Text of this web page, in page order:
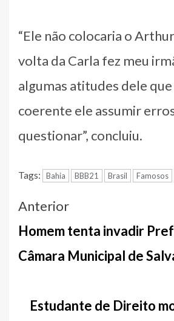
“Ele não colocaria o
volta da Carla fez meu
algumas atitudes dele
coerente ele assumir
questionar”, concluiu.
Tags: Bahia BBB21 Brasil Famosos
Navegação
entre
notícias
Anterior
Homem tenta invadir
Câmara Municipal de
Estudante de Direito